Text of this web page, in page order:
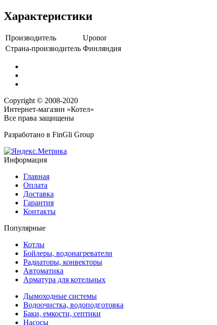
Характеристики
Производитель
Uponor
Страна-производитель Финляндия
Copyright © 2008-2020
Интернет-магазин «Котел»
Все права защищены
Разработано в FinGli Group
Информация
Главная
Оплата
Доставка
Гарантия
Контакты
Популярные
Котлы
Бойлеры, водонагреватели
Радиаторы, конвекторы
Автоматика
Арматура для котельных
Дымоходные системы
Водоочистка, водоподготовка
Баки, емкости, септики
Насосы